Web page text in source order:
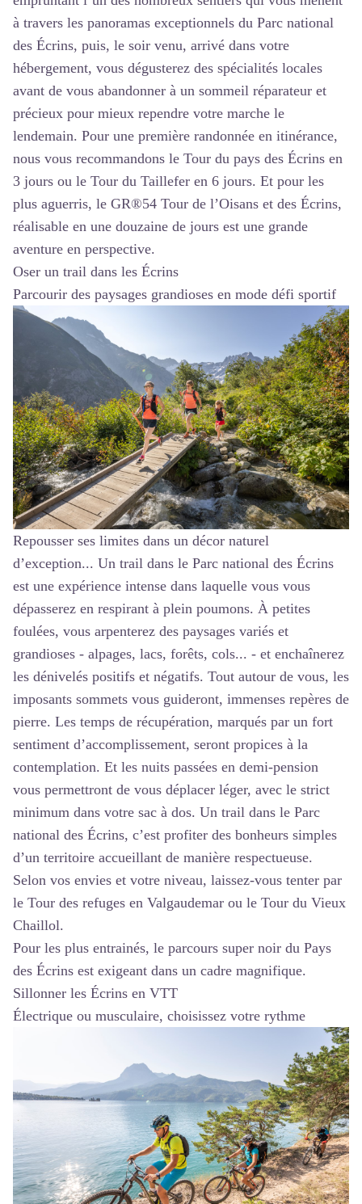
à travers les panoramas exceptionnels du Parc national
des Écrins, puis, le soir venu, arrivé dans votre
hébergement, vous dégusterez des spécialités locales
avant de vous abandonner à un sommeil réparateur et
précieux pour mieux rependre votre marche le
lendemain. Pour une première randonnée en itinérance,
nous vous recommandons le Tour du pays des Écrins en
3 jours ou le Tour du Taillefer en 6 jours. Et pour les
plus aguerris, le GR®54 Tour de l’Oisans et des Écrins,
réalisable en une douzaine de jours est une grande
aventure en perspective.
Oser un trail dans les Écrins
Parcourir des paysages grandioses en mode défi sportif
Repousser ses limites dans un décor naturel
d’exception... Un trail dans le Parc national des Écrins
est une expérience intense dans laquelle vous vous
dépasserez en respirant à plein poumons. À petites
foulées, vous arpenterez des paysages variés et
grandioses - alpages, lacs, forêts, cols... - et enchaînerez
les dénivelés positifs et négatifs. Tout autour de vous, les
imposants sommets vous guideront, immenses repères de
pierre. Les temps de récupération, marqués par un fort
sentiment d’accomplissement, seront propices à la
contemplation. Et les nuits passées en demi-pension
vous permettront de vous déplacer léger, avec le strict
minimum dans votre sac à dos. Un trail dans le Parc
national des Écrins, c’est profiter des bonheurs simples
d’un territoire accueillant de manière respectueuse.
Selon vos envies et votre niveau, laissez-vous tenter par
le Tour des refuges en Valgaudemar ou le Tour du Vieux
Chaillol.
Pour les plus entrainés, le parcours super noir du Pays
des Écrins est exigeant dans un cadre magnifique.
Sillonner les Écrins en VTT
Électrique ou musculaire, choisissez votre rythme